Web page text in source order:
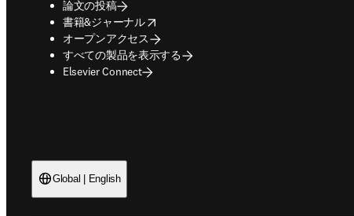
論文の投稿
書籍&ジャーナル
opens in new tab/window
オープンアクセス
すべての製品を表示する
Elsevier Connect
Global | English